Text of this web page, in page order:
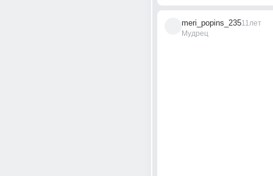
meri_popins_235
Мудрец
11лет